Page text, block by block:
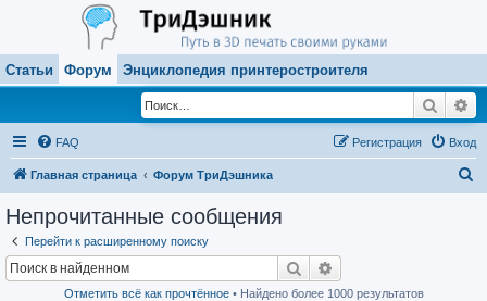
Статьи Форум Энциклопедия принтеростроителя
Поиск
FAQ Вход
Регистрация
Главная страница Форум ТриДэшника
Непрочитанные сообщения
Перейти к расширенному поиску
Поиск
Отметить всё как прочтённое• Найдено более 1000 результатов